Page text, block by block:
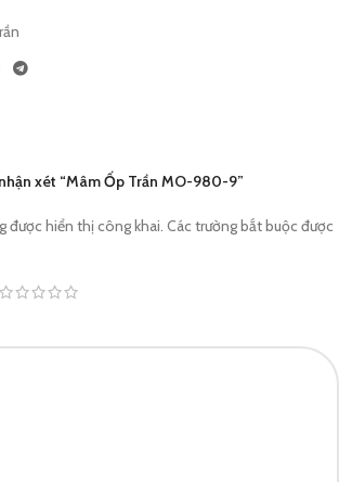
xét “Mâm Ốp Trần MO-980-9”
được hiển thị công khai. Các trường bắt buộc được